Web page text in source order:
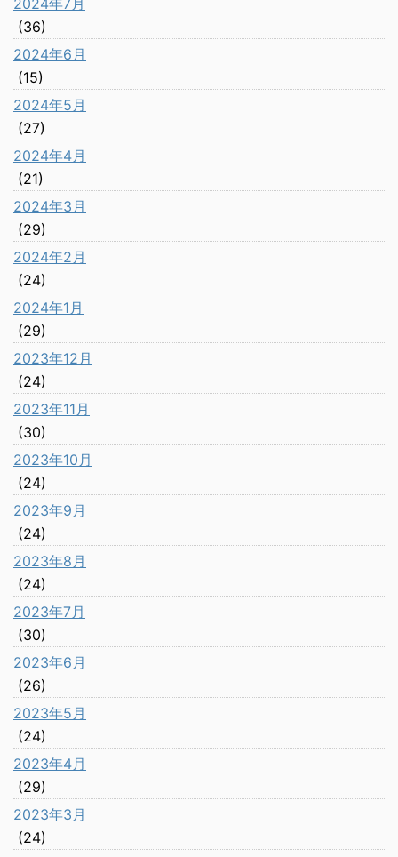
2024年7月
(36)
2024年6月
(15)
2024年5月
(27)
2024年4月
(21)
2024年3月
(29)
2024年2月
(24)
2024年1月
(29)
2023年12月
(24)
2023年11月
(30)
2023年10月
(24)
2023年9月
(24)
2023年8月
(24)
2023年7月
(30)
2023年6月
(26)
2023年5月
(24)
2023年4月
(29)
2023年3月
(24)